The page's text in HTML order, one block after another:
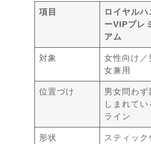
項目
ロイヤルハ
ーVIPプレミ
アム
対象
女性向け／
女兼用
位置づけ
男女問わず
しまれてい
ライン
形状
スティック